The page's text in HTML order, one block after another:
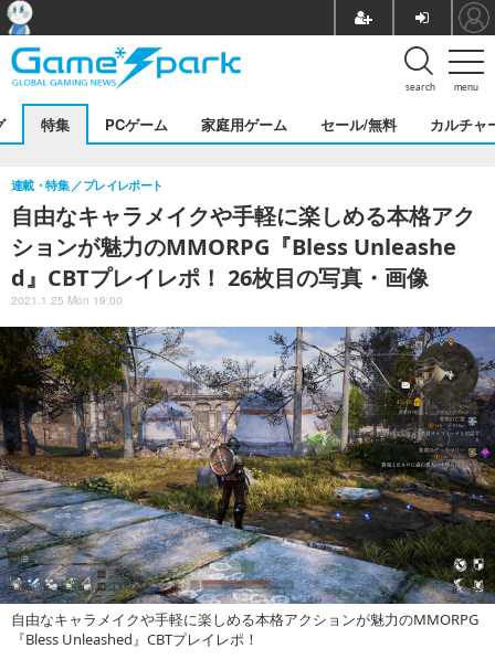
menu
search
特集 PCゲーム 家庭用ゲーム セール/無料 カルチャ
自由なキャラメイクや手軽に楽しめる本格アク
ションが魅力のMMORPG『Bless Unleashe
d』CBTプレイレポ！ 26枚目の写真・画像
連載・特集 プレイレポート
2021.1.25 Mon 19:00
自由なキャラメイクや手軽に楽しめる本格アクションが魅力のMMORPG
『Bless Unleashed』CBTプレイレポ！